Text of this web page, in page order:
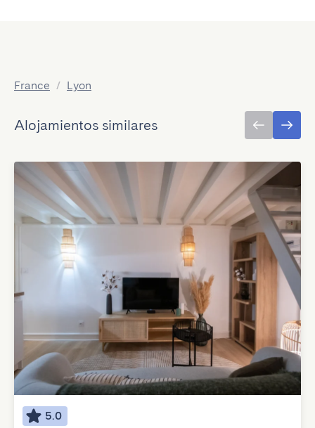
France / Lyon
Alojamientos similares
5.0